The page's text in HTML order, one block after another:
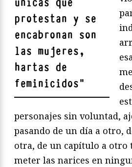
protestan y se
encabronan son
las mujeres,
hartas de
feminicidos"
personajes sin voluntad,
pasando de un día a otro,
otra, de un capítulo a otro
meter las narices en